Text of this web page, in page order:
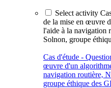
Select activity
de la mise en œuvre
l'aide à la navigation
Solnon, groupe
Cas d'étude -
œuvre d'un
navigation routière,
groupe éthique des